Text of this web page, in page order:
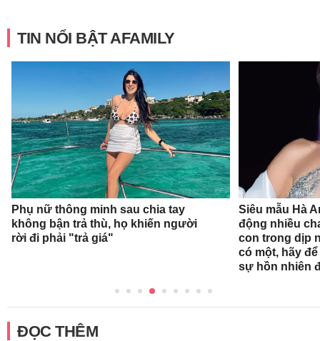
TIN NỔI BẬT AFAMILY
Phụ nữ thông minh sau chia tay
không bận trả thù, họ khiến người
rời đi phải "trả giá"
Siêu mẫu Hà
động nhiều
con trong dịp
có một, hãy
sự hồn nhiên
ĐỌC THÊM